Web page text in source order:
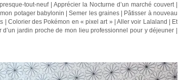
tout-neuf | Apprécier la Nocturne d’un marché couvert |
potager babylonin | Semer les graines | Pâtisser à nouveau
| Colorier des Pokémon en « pixel art » | Aller voir Lalaland | Et
jardin proche de mon lieu professionnel pour y déjeuner |